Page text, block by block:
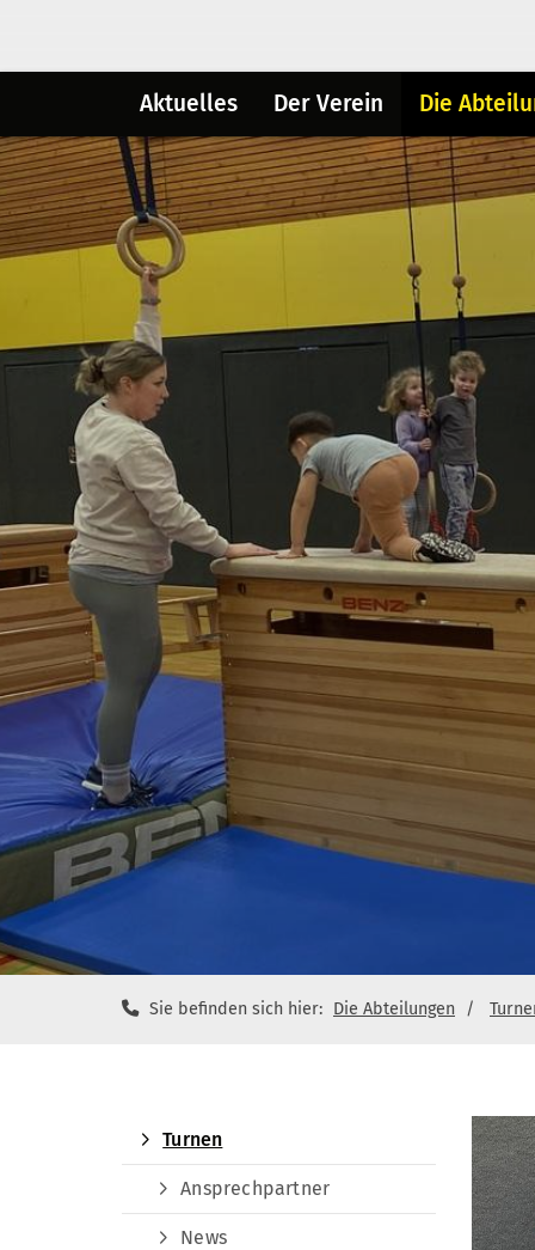
Aktuelles Der Verein Die
Sie befinden sich hier: Die Abteilungen
Turnen
Ansprechpartner
News